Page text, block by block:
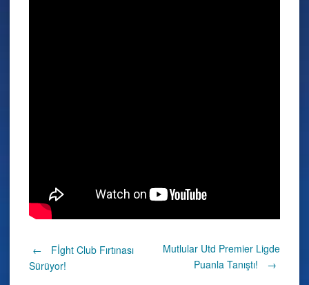
Post
←
Fİght Club Fırtınası
Sürüyor!
Mutlular Utd Premier Ligde
Puanla Tanıştı!
→